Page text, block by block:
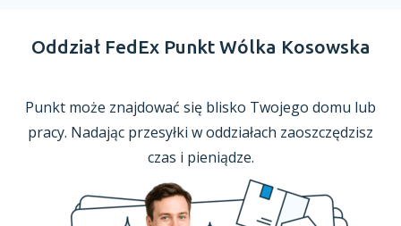
Oddział FedEx Punkt Wólka Kosowska
Punkt może znajdować się blisko Twojego domu lub
pracy. Nadając przesyłki w oddziałach zaoszczędzisz
czas i pieniądze.